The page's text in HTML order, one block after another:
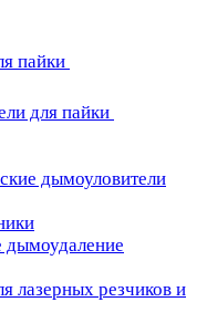
пайки
для пайки
дымоуловители
дымоудаление
лазерных резчиков и